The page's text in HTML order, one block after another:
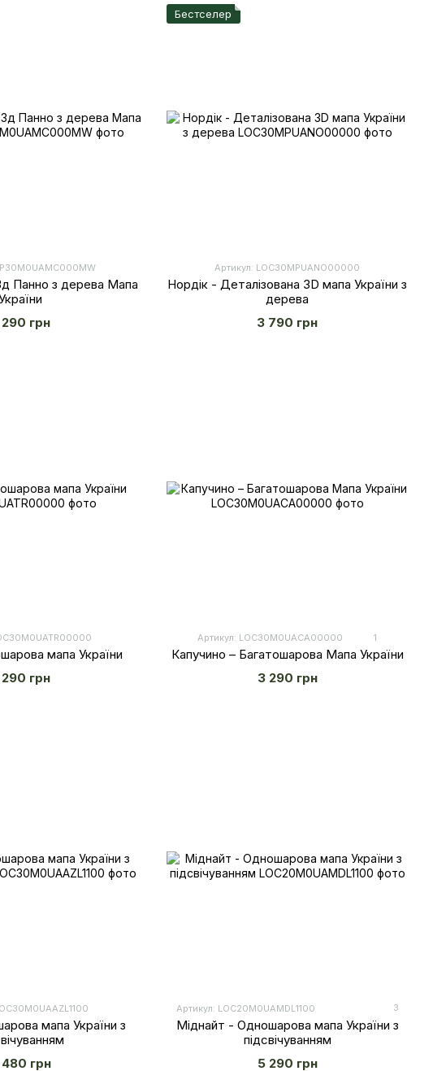
Панно з дерева Мапа
грн
Бестселер
Артикул: LOС30MPUANO00000
Нордік - Деталізована 3D мапа України з
дерева
3 790 грн
мапа України
грн
Артикул: LOС30M0UACA00000 1
Капучино – Багатошарова Мапа України
3 290 грн
мапа України з
грн
Артикул: LOС20M0UAMDL1100 3
Міднайт - Одношарова мапа України з
підсвічуванням
5 290 грн